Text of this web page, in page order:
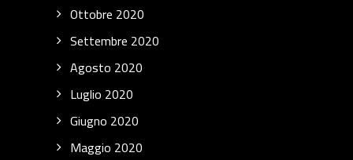
Ottobre 2020
Settembre 2020
Agosto 2020
Luglio 2020
Giugno 2020
Maggio 2020